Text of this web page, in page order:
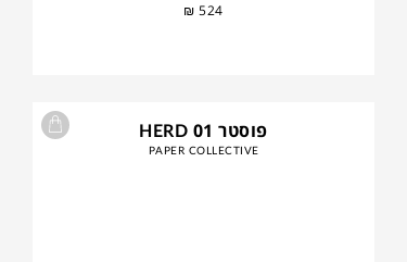
₪ 524
פוסטר HERD 01
PAPER COLLECTIVE